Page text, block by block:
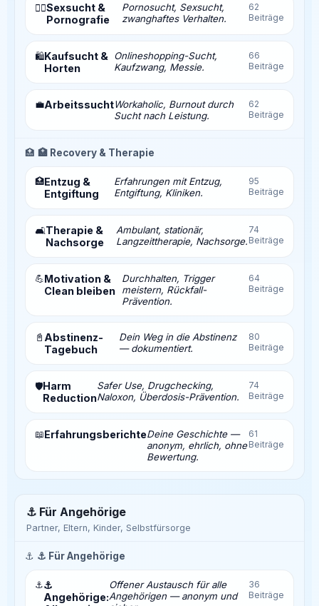
❤️‍🔥Sexsucht &
Pornografie
Pornosucht, Sexsucht,
zwanghaftes Verhalten.
62
Beiträge
🛍️Kaufsucht &
Horten
Onlineshopping-Sucht,
Kaufzwang, Messie.
66
Beiträge
💼ArbeitssuchtWorkaholic, Burnout durch
Sucht nach Leistung.
62
Beiträge
🏥 🏥 Recovery & Therapie
🏥Entzug &
Entgiftung
Erfahrungen mit Entzug,
Entgiftung, Kliniken.
95
Beiträge
🛋️Therapie &
Nachsorge
Ambulant, stationär,
Langzeittherapie, Nachsorge.
74
Beiträge
💪Motivation &
Clean bleiben
Durchhalten, Trigger
meistern, Rückfall-
Prävention.
64
Beiträge
📓 Abstinenz-
Tagebuch
Dein Weg in die Abstinenz
— dokumentiert.
80
Beiträge
🛡️Harm
Reduction
Safer Use, Drugchecking,
Naloxon, Überdosis-Prävention.
74
Beiträge
📖ErfahrungsberichteDeine Geschichte —
anonym, ehrlich, ohne
Bewertung.
61
Beiträge
⚓ Für Angehörige
Partner, Eltern, Kinder, Selbstfürsorge
⚓ ⚓ Für Angehörige
⚓⚓
Angehörige:
Offener Austausch für alle
Angehörigen — anonym und
36
Beiträge